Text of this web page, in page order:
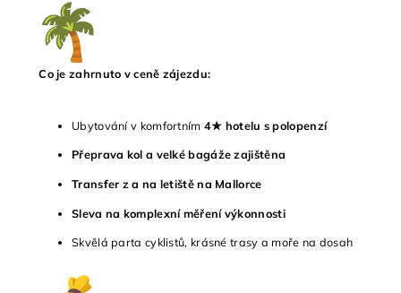
Co je zahrnuto v ceně zájezdu:
Ubytování v komfortním 4★ hotelu s polopenzí
Přeprava kol a velké bagáže zajištěna
Transfer z a na letiště na Mallorce
Sleva na komplexní měření výkonnosti
Skvělá parta cyklistů, krásné trasy a moře na dosah